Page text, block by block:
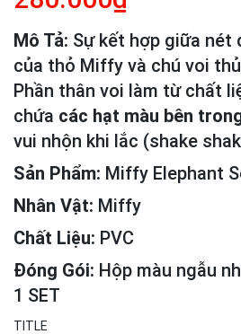
Mô Tả: Sự kết hợp giữa
của thỏ Miffy và chú voi
Phần thân voi làm từ chất
chứa các hạt màu bên
vui nhộn khi lắc (shake
Sản Phẩm: Miffy Elephant
Nhân Vật: Miffy
Chất Liệu: PVC
Đóng Gói: Hộp màu ngẫu
1 SET
TITLE